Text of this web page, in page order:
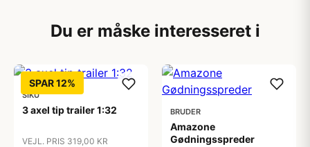
Du er måske interesseret i
SPAR 12%
SIKU
3 axel tip trailer 1:32
VEJL. PRIS 319,00 KR
BRUDER
Amazone
Gødningsspreder